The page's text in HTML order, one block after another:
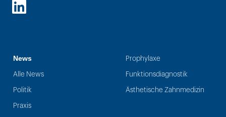
LinkedIn
News
Alle News
Politik
Praxis
Prophylaxe
Funktionsdiagnostik
Ästhetische Zahnmedizin